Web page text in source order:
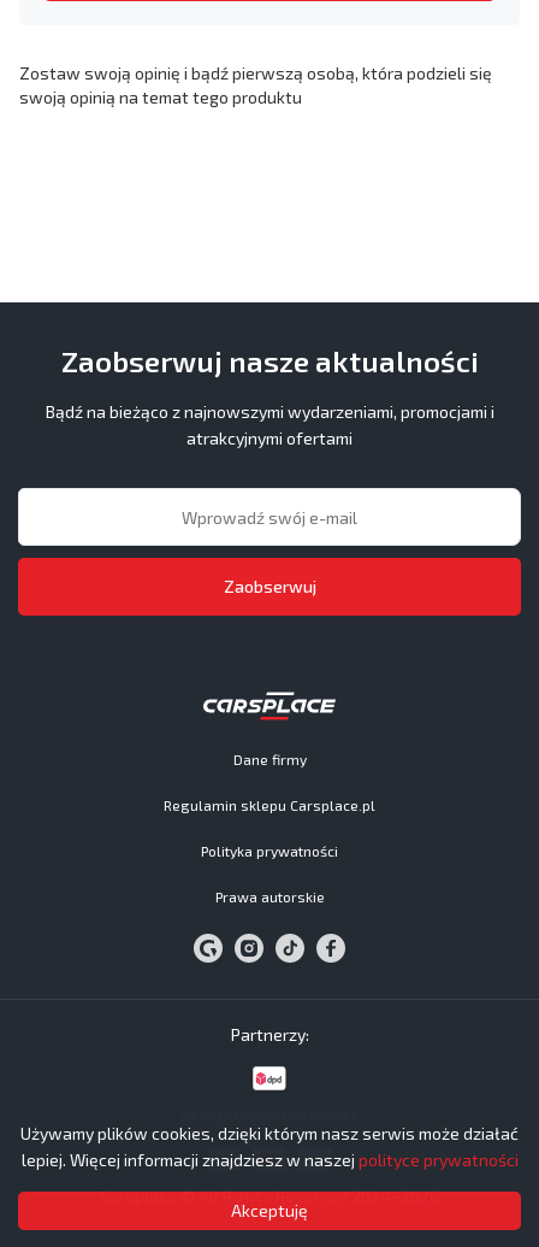
Używamy plików cookies, dzięki którym nasz serwis może działać
lepiej. Więcej informacji znajdziesz w naszej polityce prywatności
Akceptuję
Zostaw swoją opinię i bądź pierwszą osobą, która podzieli się
swoją opinią na temat tego produktu
Dane firmy
Regulamin sklepu Carsplace.pl
Polityka prywatności
Prawa autorskie
Zaobserwuj nasze aktualności
Bądź na bieżąco z najnowszymi wydarzeniami, promocjami i
atrakcyjnymi ofertami
Zaobserwuj
Carsplace © All Rights Reserved 2024−2026
Partnerzy: